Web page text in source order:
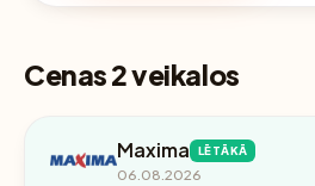
Cenas 2 veikalos
Maxima LĒTĀKĀ
06.08.2026